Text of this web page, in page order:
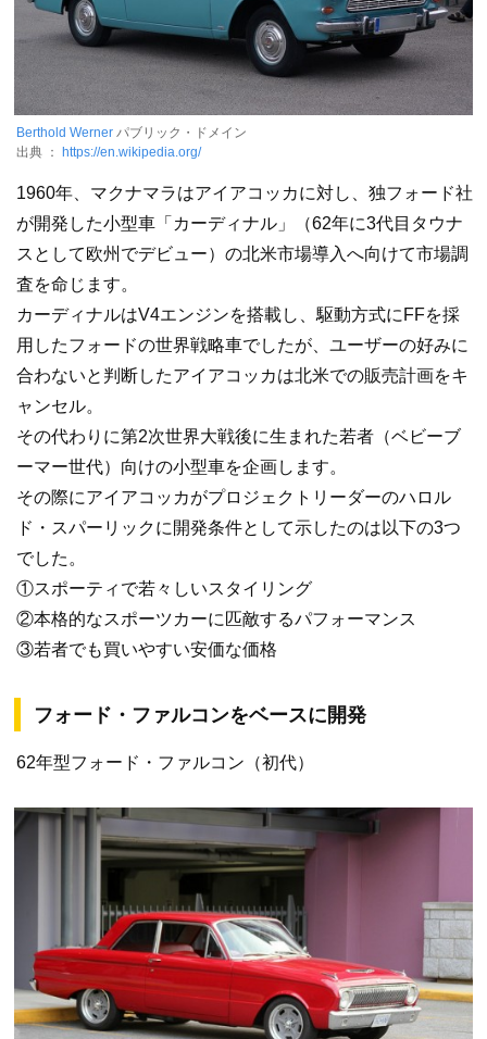
Berthold Werner パブリック・ドメイン
出典 ： https://en.wikipedia.org/
1960年、マクナマラはアイアコッカに対し、独フォード社
が開発した小型車「カーディナル」（62年に3代目タウナ
スとして欧州でデビュー）の北米市場導入へ向けて市場調
査を命じます。
カーディナルはV4エンジンを搭載し、駆動方式にFFを採
用したフォードの世界戦略車でしたが、ユーザーの好みに
合わないと判断したアイアコッカは北米での販売計画をキ
ャンセル。
その代わりに第2次世界大戦後に生まれた若者（ベビーブ
ーマー世代）向けの小型車を企画します。
その際にアイアコッカがプロジェクトリーダーのハロル
ド・スパーリックに開発条件として示したのは以下の3つ
でした。
①スポーティで若々しいスタイリング
②本格的なスポーツカーに匹敵するパフォーマンス
③若者でも買いやすい安価な価格
フォード・ファルコンをベースに開発
62年型フォード・ファルコン（初代）